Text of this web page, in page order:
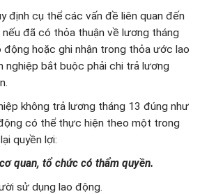
định cụ thể các vấn đề liên quan đến
đã có thỏa thuận về lương tháng
hoặc ghi nhận trong thỏa ước lao
nghiệp bắt buộc phải chi trả lương
không trả lương tháng 13 đúng như
có thể thực hiện theo một trong
quyền lợi:
quan, tổ chức có thẩm quyền.
sử dụng lao động.